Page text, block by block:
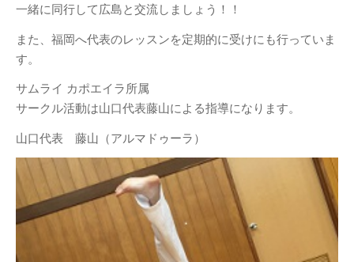
昇段式に参加しました!
第１０回 メストレサムライ
第９回 メストレサムライ カ
ポエイラ講習会【令和４年８月
練習イメージ
第７回 メストレサムライ カ
ポエイラ講習会【令和元年１０
月２７日（日）】
一緒に同行して広島と交流しましょう！！
また、福岡へ代表のレッスンを定期的に受けにも行っていま
す。
サムライ カポエイラ所属
サークル活動は山口代表藤山による指導になります。
山口代表 藤山（アルマドゥーラ）